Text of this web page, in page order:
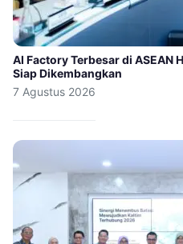
AI Factory Terbesar di ASEAN
Siap Dikembangkan
7 Agustus 2026